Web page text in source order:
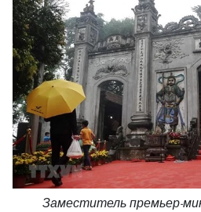
Заместитель премьер-